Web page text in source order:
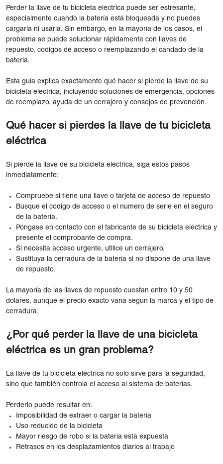
Perder la llave de tu bicicleta eléctrica puede ser estresante,
especialmente cuando la batería está bloqueada y no puedes
cargarla ni usarla. Sin embargo, en la mayoría de los casos, el
problema se puede solucionar rápidamente con llaves de
repuesto, códigos de acceso o reemplazando el candado de la
batería.
Esta guía explica exactamente qué hacer si pierde la llave de su
bicicleta eléctrica, incluyendo soluciones de emergencia, opciones
de reemplazo, ayuda de un cerrajero y consejos de prevención.
Qué hacer si pierdes la llave de tu bicicleta
eléctrica
Si pierde la llave de su bicicleta eléctrica, siga estos pasos
inmediatamente:
Compruebe si tiene una llave o tarjeta de acceso de repuesto
Busque el código de acceso o el número de serie en el seguro
de la batería.
Póngase en contacto con el fabricante de su bicicleta eléctrica y
presente el comprobante de compra.
Si necesita acceso urgente, utilice un cerrajero.
Sustituya la cerradura de la batería si no dispone de una llave
de repuesto.
La mayoría de las llaves de repuesto cuestan entre 10 y 50
dólares, aunque el precio exacto varía según la marca y el tipo de
cerradura.
¿Por qué perder la llave de una bicicleta
eléctrica es un gran problema?
La llave de tu bicicleta eléctrica no solo sirve para la seguridad,
sino que también controla el acceso al sistema de baterías.
Perderlo puede resultar en:
Imposibilidad de extraer o cargar la batería
Uso reducido de la bicicleta
Mayor riesgo de robo si la batería está expuesta
Retrasos en los desplazamientos diarios al trabajo